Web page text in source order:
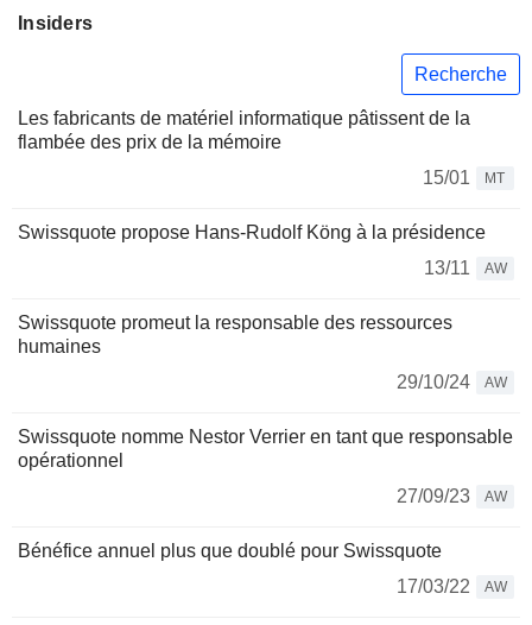
Insiders
Recherche
Les fabricants de matériel informatique pâtissent de la
flambée des prix de la mémoire
15/01
MT
Swissquote propose Hans-Rudolf Köng à la présidence
13/11
AW
Swissquote promeut la responsable des ressources
humaines
29/10/24
AW
Swissquote nomme Nestor Verrier en tant que responsable
opérationnel
27/09/23
AW
Bénéfice annuel plus que doublé pour Swissquote
17/03/22
AW